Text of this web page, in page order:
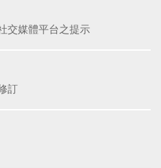
交媒體平台之提示
訂